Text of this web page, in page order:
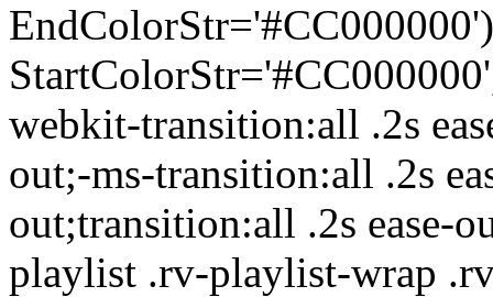
webkit-transition:all .2s
out;-ms-transition:all .2s
out;transition:all .2s ease-
playlist .rv-playlist-wrap